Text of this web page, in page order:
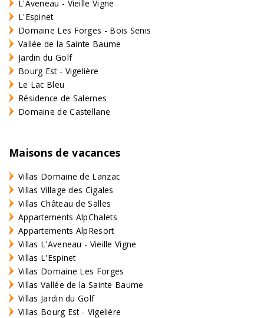
L'Aveneau - Vieille Vigne
L'Espinet
Domaine Les Forges - Bois Senis
Vallée de la Sainte Baume
Jardin du Golf
Bourg Est - Vigelière
Le Lac Bleu
Résidence de Salernes
Domaine de Castellane
Maisons de vacances
Villas Domaine de Lanzac
Villas Village des Cigales
Villas Château de Salles
Appartements AlpChalets
Appartements AlpResort
Villas L'Aveneau - Vieille Vigne
Villas L'Espinet
Villas Domaine Les Forges
Villas Vallée de la Sainte Baume
Villas Jardin du Golf
Villas Bourg Est - Vigelière